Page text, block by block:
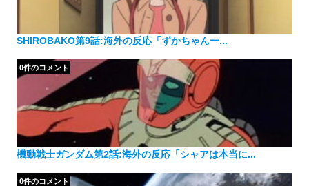
SHIROBAKO第9話:海外の反応「ずかちゃん一...
機動戦士ガンダム第2話:海外の反応「シャアは本当に...
0件のコメント
0件のコメント